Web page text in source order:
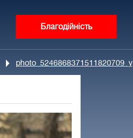
Благодійність
photo_5246868371511820709_y